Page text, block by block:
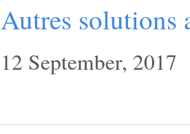
Autres solutions
12 September, 2017